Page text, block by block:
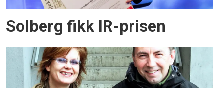
Solberg fikk IR-prisen